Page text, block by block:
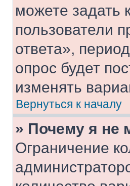
можете задать
пользователи
ответа»,
опрос будет
изменять
Вернуться к началу
» Почему я не
Ограничение